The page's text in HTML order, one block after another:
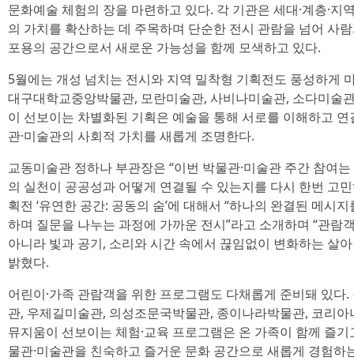
문화예술 체험의 장을 마련하고 있다. 각 기관은 세대·계층·
의 가치를 확산하는 데 주목하며 단순한 전시 관람을 넘어 사
포용의 공간으로서 새로운 가능성을 함께 모색하고 있다.
5월에는 개성 넘치는 전시와 지역 밀착형 기획전도 풍성하게
대구대학교중앙박물관, 모란미술관, 사비나미술관, 소다미술
이 선보이는 차별화된 기획은 예술을 통해 서로를 이해하고
관·미술관의 사회적 가치를 새롭게 조명한다.
교동미술관 정하나 부관장은 “이번 박물관·미술관 주간 참여
의 실천이 공공성과 어떻게 연결될 수 있는지를 다시 한번 고
획전 ‘유연한 공간: 공동의 숨’에 대해서 “하나의 완결된 메시
하며 질문을 나누는 과정에 가까운 전시”라고 소개하며 “관람
아니라 빛과 공기, 소리와 시간 속에서 끊임없이 변화하는 살
밝혔다.
어린이·가족 관람객을 위한 프로그램도 다채롭게 준비돼 있
관, 우제길미술관, 의성조문국박물관, 종이나라박물관, 코리
뮤지움이 선보이는 체험·교육 프로그램은 온 가족이 함께 즐
물관·미술관을 친숙하고 즐거운 문화 공간으로 새롭게 경험하